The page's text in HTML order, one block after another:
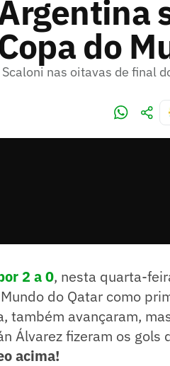
do
nas oitavas de final
2 a 0, nesta quarta-
do Qatar como
também avançaram,
Álvarez fizeram os gols
acima!